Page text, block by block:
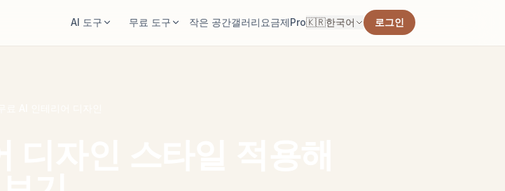
AI 도구 무료 도구 작은 공간갤러리 요금제Pro🇰🇷한국어 로그인